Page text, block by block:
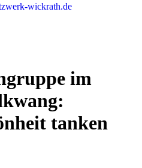
wickrath.de
im
tanken